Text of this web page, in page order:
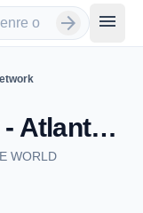
arrow_forward menu
BBG Network - Atlanta, GA
WORLD